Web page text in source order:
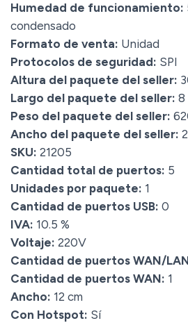
Humedad de funcionamiento:
condensado
Formato de venta: Unidad
Protocolos de seguridad: SPI
Altura del paquete del seller:
Largo del paquete del seller: 8
Peso del paquete del seller:
Ancho del paquete del seller:
SKU: 21205
Cantidad total de puertos: 5
Unidades por paquete: 1
Cantidad de puertos USB: 0
IVA: 10.5 %
Voltaje: 220V
Cantidad de puertos WAN/
Cantidad de puertos WAN: 1
Ancho: 12 cm
Con Hotspot: Sí